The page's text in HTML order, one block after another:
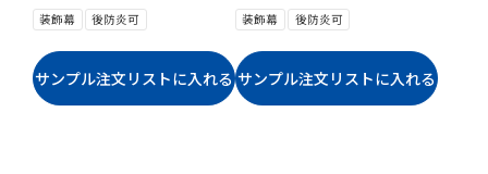
装飾幕 後防炎可 装飾幕 後防炎可